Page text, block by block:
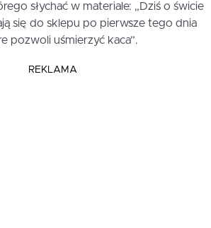
słychać w materiale: „Dziś o świcie
się do sklepu po pierwsze tego dnia
pozwoli uśmierzyć kaca”.
REKLAMA